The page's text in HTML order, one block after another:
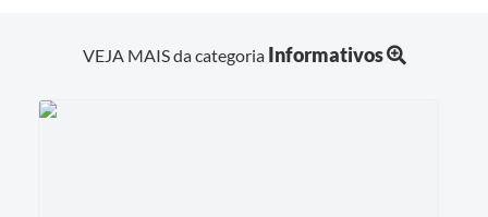
VEJA MAIS da categoria Informativos